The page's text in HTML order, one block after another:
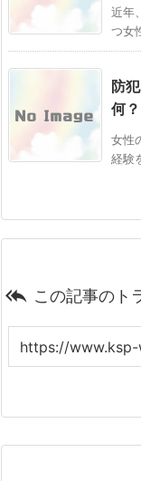
近年
つ女
防
何
女性
経験
 この記事のト